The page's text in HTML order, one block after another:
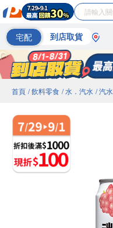
宅配 到店取貨
首頁 / 飲料零食 / 水．汽水 / 汽水